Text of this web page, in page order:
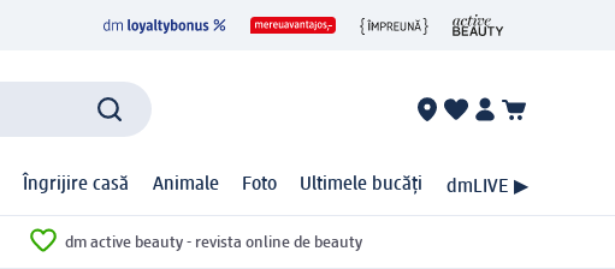
Îngrijire casă Animale Foto Ultimele bucăți dmLIVE ▶
dm active beauty - revista online de beauty